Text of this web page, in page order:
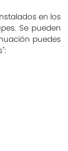
en los
Se pueden
puedes